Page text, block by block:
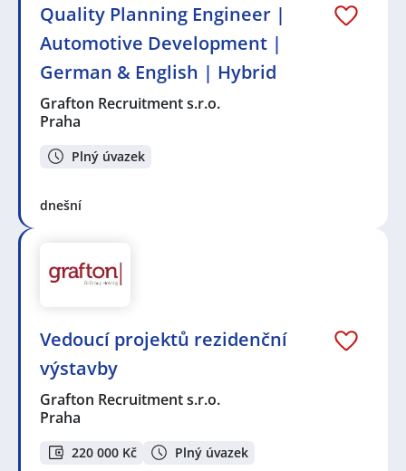
Quality Planning Engineer |
Automotive Development |
German & English | Hybrid
Grafton Recruitment s.r.o.
Praha
Plný úvazek
dnešní
Vedoucí projektů rezidenční
výstavby
Grafton Recruitment s.r.o.
Praha
220 000 Kč Plný úvazek